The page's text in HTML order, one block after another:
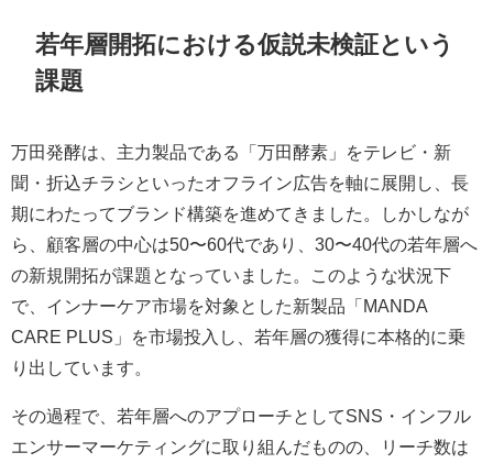
若年層開拓における仮説未検証という
課題
万田発酵は、主力製品である「万田酵素」をテレビ・新
聞・折込チラシといったオフライン広告を軸に展開し、長
期にわたってブランド構築を進めてきました。しかしなが
ら、顧客層の中心は50〜60代であり、30〜40代の若年層へ
の新規開拓が課題となっていました。このような状況下
で、インナーケア市場を対象とした新製品「MANDA
CARE PLUS」を市場投入し、若年層の獲得に本格的に乗
り出しています。
その過程で、若年層へのアプローチとしてSNS・インフル
エンサーマーケティングに取り組んだものの、リーチ数は